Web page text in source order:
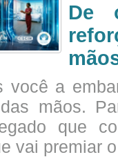
De
você a
mãos.
que
vai premiar